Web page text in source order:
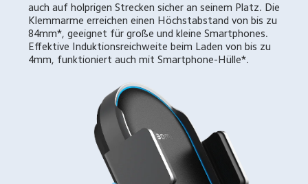
auch auf holprigen Strecken sicher an seinem Platz. Die
Klemmarme erreichen einen Höchstabstand von bis zu
84mm*, geeignet für große und kleine Smartphones.
Effektive Induktionsreichweite beim Laden von bis zu
4mm, funktioniert auch mit Smartphone-Hülle*.